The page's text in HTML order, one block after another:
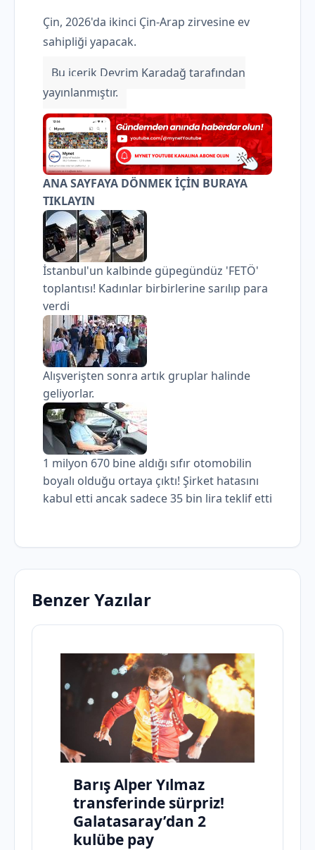
Çin, 2026'da ikinci Çin-Arap zirvesine ev
sahipliği yapacak.
Bu içerik Devrim Karadağ tarafından
yayınlanmıştır.
ANA SAYFAYA DÖNMEK İÇİN BURAYA
TIKLAYIN
İstanbul'un kalbinde güpegündüz 'FETÖ'
toplantısı! Kadınlar birbirlerine sarılıp para
verdi
Alışverişten sonra artık gruplar halinde
geliyorlar.
1 milyon 670 bine aldığı sıfır otomobilin
boyalı olduğu ortaya çıktı! Şirket hatasını
kabul etti ancak sadece 35 bin lira teklif etti
Benzer Yazılar
Barış Alper Yılmaz
transferinde sürpriz!
Galatasaray’dan 2
kulübe pay